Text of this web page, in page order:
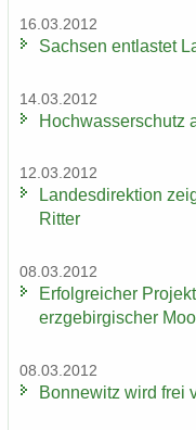
16.03.2012
Sach­sen ent­las­tet
14.03.2012
Hoch­was­ser­schutz
12.03.2012
Lan­des­di­rek­ti­on
Rit­ter
08.03.2012
Er­folg­rei­cher
erz­ge­bir­gi­scher
08.03.2012
Bon­ne­witz wird frei